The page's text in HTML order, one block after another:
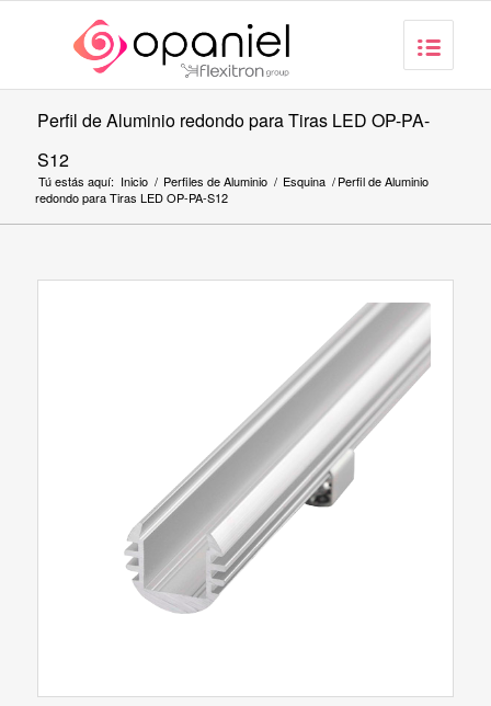
Perfil de Aluminio redondo para Tiras LED OP-PA-
S12
Tú estás aquí: Inicio / Perfiles de Aluminio / Esquina / Perfil de Aluminio
redondo para Tiras LED OP-PA-S12